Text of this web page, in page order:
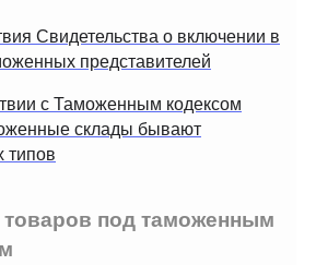
Свидетельства о включении в
представителей
с Таможенным кодексом
склады бывают
типов
товаров под таможенным